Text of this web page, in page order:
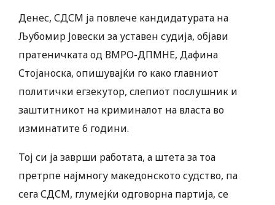
Денес, СДСМ ја повлече кандидатурата на
Љубомир Јовески за уставен судија, објави
пратеничката од ВМРО-ДПМНЕ, Дафина
Стојаноска, опишувајќи го како главниот
политички егзекутор, слепиот послушник и
заштитникот на криминалот на власта во
изминатите 6 години.
Тој си ја заврши работата, а штета за тоа
претрпе најмногу македонското судство, па
сега СДСМ, глумејќи одговорна партија, се